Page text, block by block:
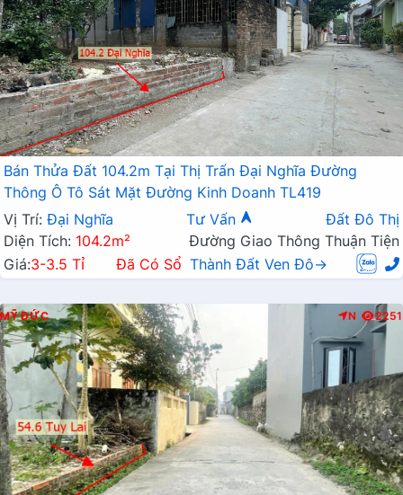
Bán Thửa Đất 104.2m Tại Thị Trấn Đại Nghĩa Đường
Thông Ô Tô Sát Mặt Đường Kinh Doanh TL419
Vị Trí: Đại Nghĩa Tư Vấn
Đất Đô Thị
Diện Tích: 104.2m²
Đường Giao Thông Thuận Tiện
Giá:3-3.5 Tỉ Đã Có Sổ Thành Đất Ven Đô→
MỸ ĐỨC N 2251